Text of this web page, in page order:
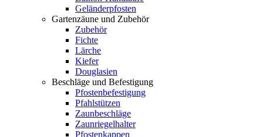
Geländerpfosten
Gartenzäune und Zubehör
Zubehör
Fichte
Lärche
Kiefer
Douglasien
Beschläge und Befestigung
Pfostenbefestigung
Pfahlstützen
Zaunbeschläge
Zaunriegelhalter
Pfostenkappen